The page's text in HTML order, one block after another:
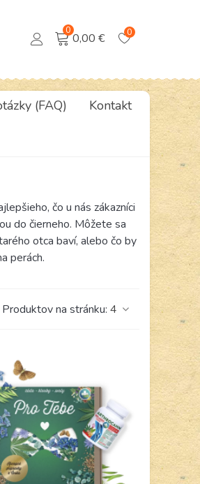
0
0,00 € 0
(FAQ) Kontakt
čo u nás zákazníci
do čierneho. Môžete sa
otca baví, alebo čo by
perách.
Produktov na stránku: 4